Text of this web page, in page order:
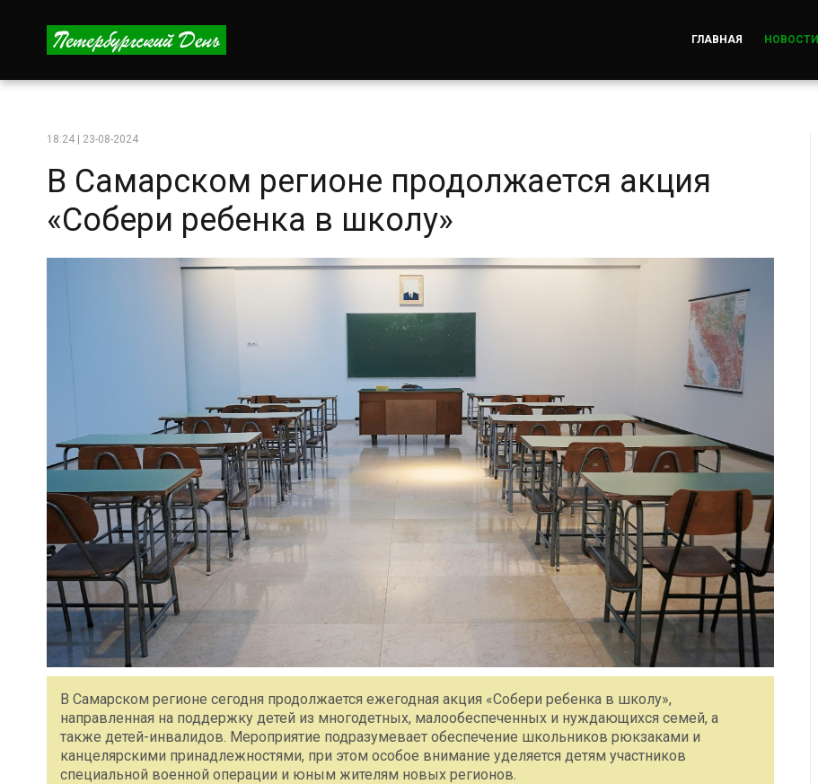
ГЛАВНАЯ НОВОСТИ
18:24 | 23-08-2024
В Самарском регионе продолжается акция
«Собери ребенка в школу»
В Самарском регионе сегодня продолжается ежегодная акция «Собери ребенка в школу»,
направленная на поддержку детей из многодетных, малообеспеченных и нуждающихся семей, а
также детей-инвалидов. Мероприятие подразумевает обеспечение школьников рюкзаками и
канцелярскими принадлежностями, при этом особое внимание уделяется детям участников
специальной военной операции и юным жителям новых регионов.